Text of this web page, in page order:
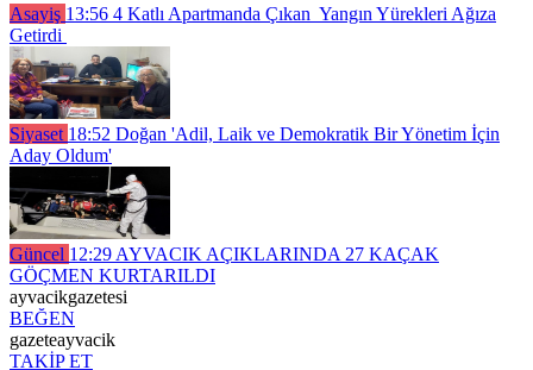
Asayiş 13:56 4 Katlı Apartmanda Çıkan Yangın Yürekleri Ağıza
Getirdi
Siyaset 18:52 Doğan 'Adil, Laik ve Demokratik Bir Yönetim İçin
Aday Oldum'
Güncel 12:29 AYVACIK AÇIKLARINDA 27 KAÇAK
GÖÇMEN KURTARILDI
ayvacikgazetesi
BEĞEN
gazeteayvacik
TAKİP ET